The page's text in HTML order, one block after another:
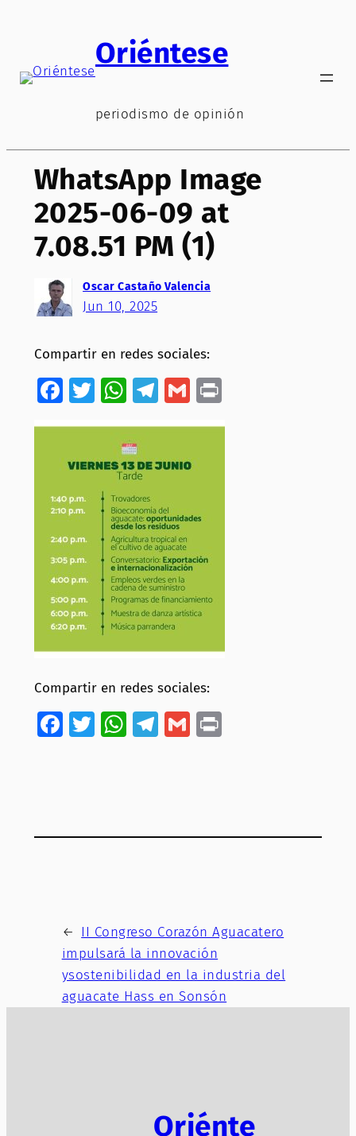
Oriéntese
periodismo de opinión
WhatsApp Image
2025-06-09 at
7.08.51 PM (1)
Oscar Castaño Valencia
Jun 10, 2025
Compartir en redes sociales:
Facebook
Twitter
WhatsApp
Telegram
GmailPrint
Compartir en redes sociales:
Facebook
Twitter
WhatsApp
Telegram
GmailPrint
← II Congreso Corazón Aguacatero
impulsará la innovación
ysostenibilidad en la industria del
aguacate Hass en Sonsón
Oriénte